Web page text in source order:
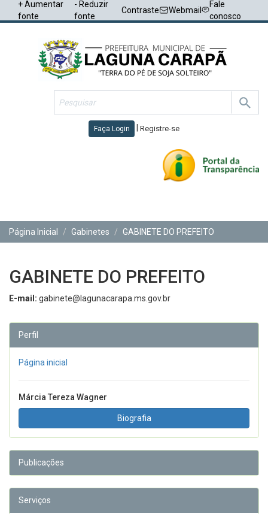
+ Aumentar
fonte
- Reduzir
fonte
Contraste Webmail
Fale
conosco
Faça Login Registre-se
Página Inicial
Gabinetes GABINETE DO PREFEITO
GABINETE DO PREFEITO
E-mail: gabinete@lagunacarapa.ms.gov.br
Perfil
Página inicial
Márcia Tereza Wagner
Biografia
Publicações
Serviços